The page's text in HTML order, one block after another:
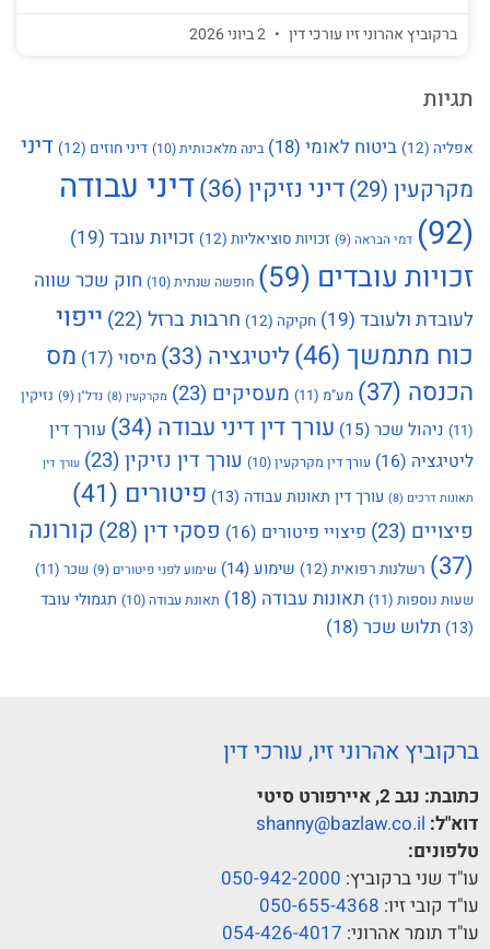
ברקוביץ אהרוני זיו עורכי דין
תגיות
אפליה (12) ביטוח לאומי (18) בינה מלאכותית(10) דיני חוזים (12)
דיני
מקרקעין (29) דיני נזיקין (36)
דיני עבודה
(92)
דמי הבראה(9) זכויות סוציאליות (12) זכויות עובד (19)
זכויות עובדים (59) חופשה שנתית(10)
חוק שכר שווה
לעובדת ולעובד (19) חקיקה (12) חרבות ברזל (22)
ייפוי
כוח מתמשך (46) ליטיגציה (33) מיסוי (17)
מס
הכנסה (37) מע"מ (11) מעסיקים (23) מקרקעין (8) נדל"ן(9)
נזיקין
(11)
ניהול שכר(15) עורך דין דיני עבודה (34)
עורך דין
ליטיגציה (16) עורך דין מקרקעין(10) עורך דין נזיקין(23) עורך דין
תאונות דרכים (8) עורך דין תאונות עבודה (13) פיטורים (41)
פיצויים (23) פיצויי פיטורים (16) פסקי דין (28)
קורונה
(37)
רשלנות רפואית (12) שימוע(14) שימוע לפני פיטורים (9) שכר (11)
שעות נוספות (11) תאונות עבודה (18) תאונת עבודה (10)
תגמולי עובד
(13)
תלוש שכר (18)
ברקוביץ אהרוני זיו, עורכי דין
כתובת: נגב 2, איירפורט סיטי
דוא"ל: shanny@bazlaw.co.il
טלפונים:
עו"ד שני ברקוביץ: 050-942-2000
עו"ד קובי זיו: 050-655-4368
עו"ד תומר אהרוני: 054-426-4017